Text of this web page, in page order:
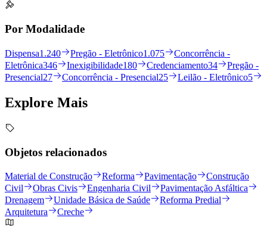
Por Modalidade
Dispensa1.240 Pregão - Eletrônico1.075
Concorrência -
Eletrônica346 Inexigibilidade180 Credenciamento34
Pregão -
Presencial27 Concorrência - Presencial25 Leilão - Eletrônico5
Explore Mais
Objetos relacionados
Material de Construção Reforma Pavimentação
Construção
Civil
Obras Civis Engenharia Civil
Pavimentação Asfáltica
Drenagem
Unidade Básica de Saúde
Reforma Predial
Arquitetura
Creche